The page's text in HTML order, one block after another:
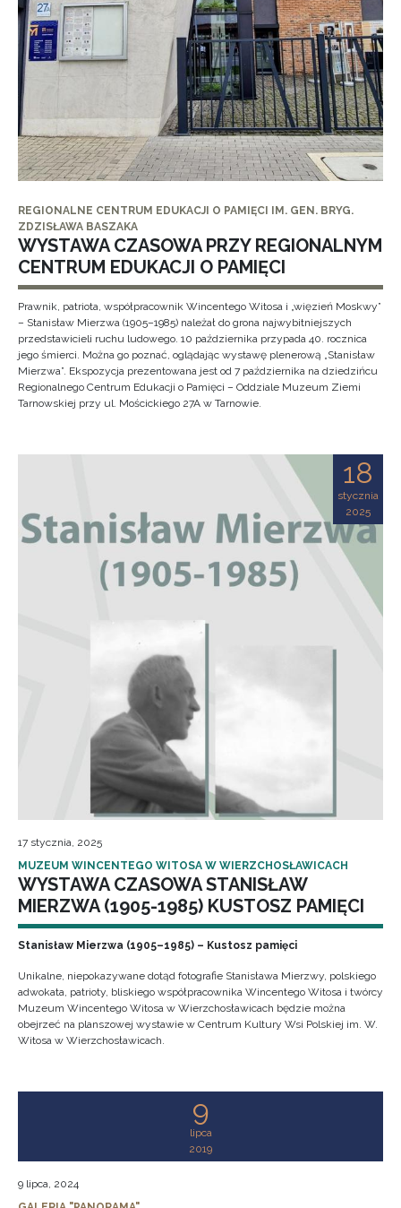
REGIONALNE CENTRUM EDUKACJI O PAMIĘCI IM. GEN. BRYG.
ZDZISŁAWA BASZAKA
WYSTAWA CZASOWA PRZY REGIONALNYM
CENTRUM EDUKACJI O PAMIĘCI
Prawnik, patriota, współpracownik Wincentego Witosa i „więzień Moskwy”
– Stanisław Mierzwa (1905–1985) należał do grona najwybitniejszych
przedstawicieli ruchu ludowego. 10 października przypada 40. rocznica
jego śmierci. Można go poznać, oglądając wystawę plenerową „Stanisław
Mierzwa”. Ekspozycja prezentowana jest od 7 października na dziedzińcu
Regionalnego Centrum Edukacji o Pamięci – Oddziale Muzeum Ziemi
Tarnowskiej przy ul. Mościckiego 27A w Tarnowie.
18
stycznia
2025
17 stycznia, 2025
MUZEUM WINCENTEGO WITOSA W WIERZCHOSŁAWICACH
WYSTAWA CZASOWA STANISŁAW
MIERZWA (1905-1985) KUSTOSZ PAMIĘCI
Stanisław Mierzwa (1905–1985) – Kustosz pamięci
Unikalne, niepokazywane dotąd fotografie Stanisława Mierzwy, polskiego
adwokata, patrioty, bliskiego współpracownika Wincentego Witosa i twórcy
Muzeum Wincentego Witosa w Wierzchosławicach będzie można
obejrzeć na planszowej wystawie w Centrum Kultury Wsi Polskiej im. W.
Witosa w Wierzchosławicach.
9
lipca
2019
9 lipca, 2024